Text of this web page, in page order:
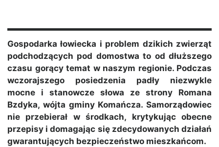
Gospodarka łowiecka i problem dzikich zwierząt
podchodzących pod domostwa to od dłuższego
czasu gorący temat w naszym regionie. Podczas
wczorajszego posiedzenia padły niezwykle
mocne i stanowcze słowa ze strony Romana
Bzdyka, wójta gminy Komańcza. Samorządowiec
nie przebierał w środkach, krytykując obecne
przepisy i domagając się zdecydowanych działań
gwarantujących bezpieczeństwo mieszkańcom.